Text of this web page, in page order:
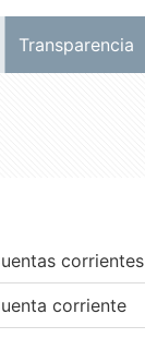
Transparencia
corrientes
corriente